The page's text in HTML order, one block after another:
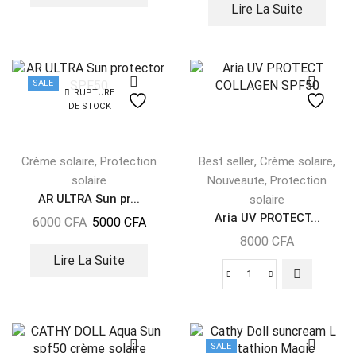
Lire La Suite
SALE
RUPTURE
DE STOCK
Crème solaire, Protection
solaire
AR ULTRA Sun pr...
6000CFA 5000 CFA
Lire La Suite
Best seller, Crème solaire,
Nouveaute, Protection
solaire
Aria UV PROTECT...
8000 CFA
SALE